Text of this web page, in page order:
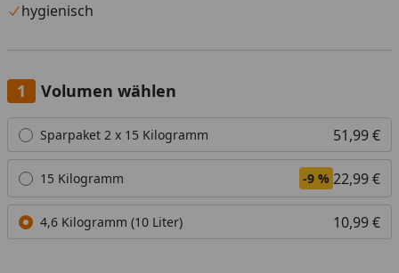
hygienisch
Volumen wählen
Alle anzeigen (3)
Sparpaket 2 x 15 Kilogramm 51,99 €
15 Kilogramm -9 % 22,99 €
4,6 Kilogramm (10 Liter) 10,99 €